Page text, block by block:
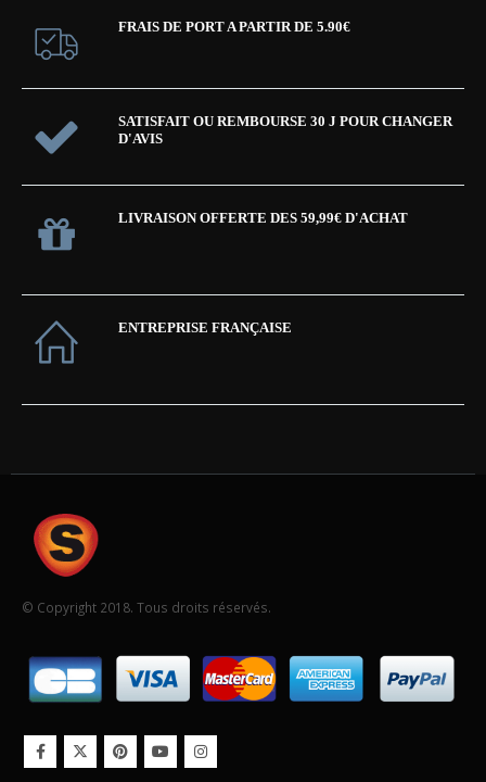
FRAIS DE PORT A PARTIR DE 5.90€
SATISFAIT OU REMBOURSE 30 J POUR CHANGER
D'AVIS
LIVRAISON OFFERTE DES 59,99€ D'ACHAT
ENTREPRISE FRANÇAISE
© Copyright 2018. Tous droits réservés.